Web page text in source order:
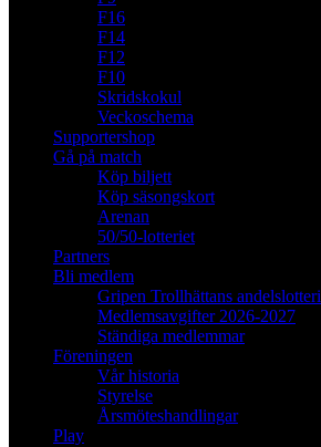
F16
F14
F12
F10
Skridskokul
Veckoschema
Supportershop
Gå på match
Köp biljett
Köp säsongskort
Arenan
50/50-lotteriet
Partners
Bli medlem
Gripen Trollhättans andelslotteri
Medlemsavgifter 2026-2027
Ständiga medlemmar
Föreningen
Vår historia
Styrelse
Årsmöteshandlingar
Play